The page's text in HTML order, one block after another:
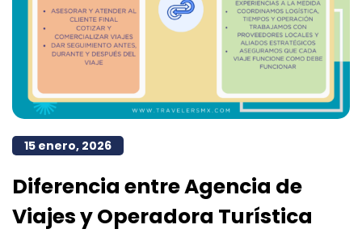
15 enero, 2026
Diferencia entre Agencia de
Viajes y Operadora Turística